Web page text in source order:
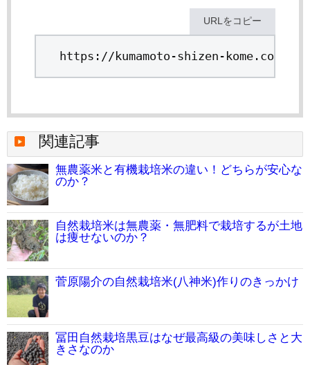
URLをコピー
https://kumamoto-shizen-kome.com/
関連記事
無農薬米と有機栽培米の違い！どちらが安心な
のか？
自然栽培米は無農薬・無肥料で栽培するが土地
は痩せないのか？
菅原陽介の自然栽培米(八神米)作りのきっかけ
冨田自然栽培黒豆はなぜ最高級の美味しさと大
きさなのか